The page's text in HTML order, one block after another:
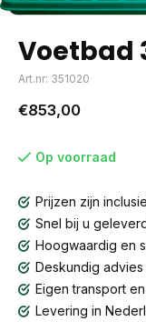
Voetbad
Art.nr: 351020
€853,00
Op voorraad
Prijzen zijn
Snel bij u
Hoogwaardig en
Deskundig
Eigen transport
Levering in